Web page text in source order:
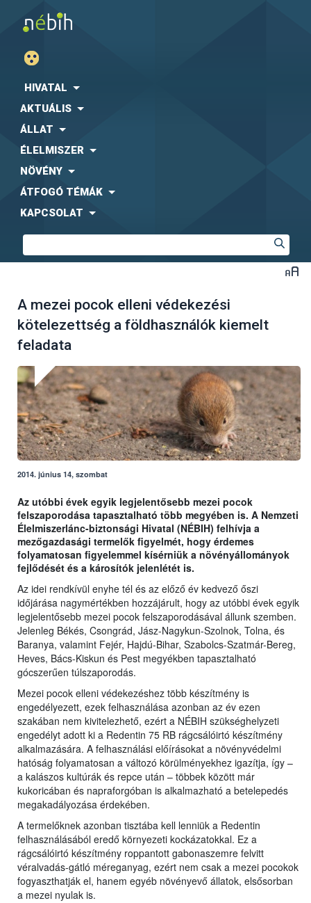
HIVATAL
AKTUÁLIS
ÁLLAT
ÉLELMISZER
NÖVÉNY
ÁTFOGÓ TÉMÁK
KAPCSOLAT
A mezei pocok elleni védekezési
kötelezettség a földhasználók kiemelt
feladata
2014. június 14, szombat
Az utóbbi évek egyik legjelentősebb mezei pocok
felszaporodása tapasztalható több megyében is. A Nemzeti
Élelmiszerlánc-biztonsági Hivatal (NÉBIH) felhívja a
mezőgazdasági termelők figyelmét, hogy érdemes
folyamatosan figyelemmel kísérniük a növényállományok
fejlődését és a károsítók jelenlétét is.
Az idei rendkívül enyhe tél és az előző év kedvező őszi
időjárása nagymértékben hozzájárult, hogy az utóbbi évek egyik
legjelentősebb mezei pocok felszaporodásával állunk szemben.
Jelenleg Békés, Csongrád, Jász-Nagykun-Szolnok, Tolna, és
Baranya, valamint Fejér, Hajdú-Bihar, Szabolcs-Szatmár-Bereg,
Heves, Bács-Kiskun és Pest megyékben tapasztalható
gócszerűen túlszaporodás.
Mezei pocok elleni védekezéshez több készítmény is
engedélyezett, ezek felhasználása azonban az év ezen
szakában nem kivitelezhető, ezért a NÉBIH szükséghelyzeti
engedélyt adott ki a Redentin 75 RB rágcsálóirtó készítmény
alkalmazására. A felhasználási előírásokat a növényvédelmi
hatóság folyamatosan a változó körülményekhez igazítja, így –
a kalászos kultúrák és repce után – többek között már
kukoricában és napraforgóban is alkalmazható a betelepedés
megakadályozása érdekében.
A termelőknek azonban tisztába kell lenniük a Redentin
felhasználásából eredő környezeti kockázatokkal. Ez a
rágcsálóirtó készítmény roppantott gabonaszemre felvitt
véralvadás-gátló méreganyag, ezért nem csak a mezei pocokok
fogyaszthatják el, hanem egyéb növényevő állatok, elsősorban
a mezei nyulak is.